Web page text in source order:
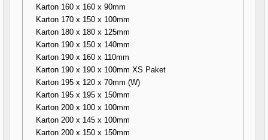
Karton 160 x 160 x 90mm
Karton 170 x 150 x 100mm
Karton 180 x 180 x 125mm
Karton 190 x 150 x 140mm
Karton 190 x 160 x 110mm
Karton 190 x 190 x 100mm XS Paket
Karton 195 x 120 x 70mm (W)
Karton 195 x 195 x 150mm
Karton 200 x 100 x 100mm
Karton 200 x 145 x 100mm
Karton 200 x 150 x 150mm